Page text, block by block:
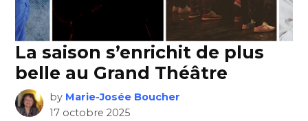
La saison s’enrichit de plus
belle au Grand Théâtre
by Marie-Josée Boucher
17 octobre 2025